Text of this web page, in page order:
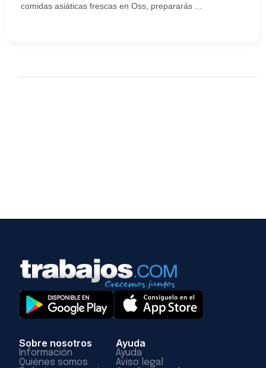
comidas asiáticas frescas en Oss, prepararás ...
Sobre nosotros
Información
Quiénes somos
Ayuda
Ayuda
Aviso legal